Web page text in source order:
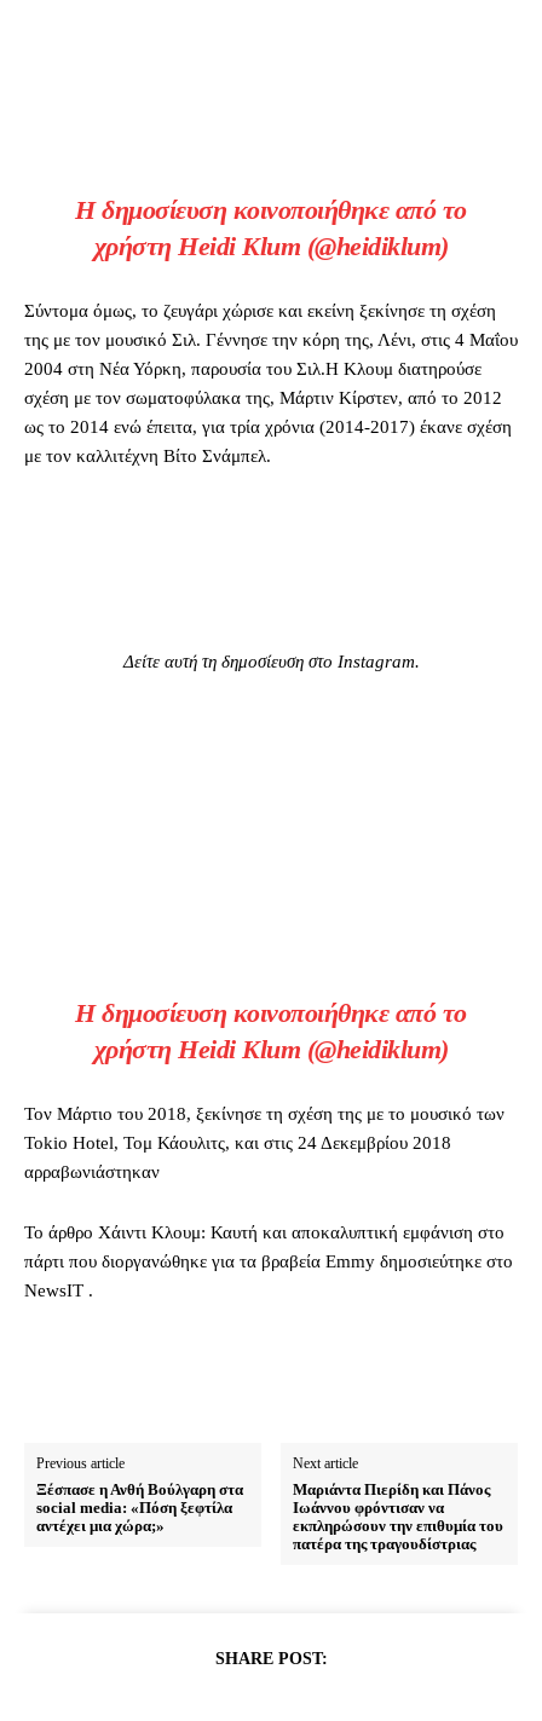
Η δημοσίευση κοινοποιήθηκε από το
χρήστη Heidi Klum (@heidiklum)
Σύντομα όμως, το ζευγάρι χώρισε και εκείνη ξεκίνησε τη σχέση
της με τον μουσικό Σιλ. Γέννησε την κόρη της, Λένι, στις 4 Μαΐου
2004 στη Νέα Υόρκη, παρουσία του Σιλ.Η Κλουμ διατηρούσε
σχέση με τον σωματοφύλακα της, Μάρτιν Κίρστεν, από το 2012
ως το 2014 ενώ έπειτα, για τρία χρόνια (2014-2017) έκανε σχέση
με τον καλλιτέχνη Βίτο Σνάμπελ.
Δείτε αυτή τη δημοσίευση στο Instagram.
Η δημοσίευση κοινοποιήθηκε από το
χρήστη Heidi Klum (@heidiklum)
Τον Μάρτιο του 2018, ξεκίνησε τη σχέση της με το μουσικό των
Tokio Hotel, Τομ Κάουλιτς, και στις 24 Δεκεμβρίου 2018
αρραβωνιάστηκαν
To άρθρο Χάιντι Κλουμ: Καυτή και αποκαλυπτική εμφάνιση στο
πάρτι που διοργανώθηκε για τα βραβεία Emmy δημοσιεύτηκε στο
NewsIT .
Previous article
Ξέσπασε η Ανθή Βούλγαρη στα
social media: «Πόση ξεφτίλα
αντέχει μια χώρα;»
Next article
Μαριάντα Πιερίδη και Πάνος
Ιωάννου φρόντισαν να
εκπληρώσουν την επιθυμία του
πατέρα της τραγουδίστριας
SHARE POST: